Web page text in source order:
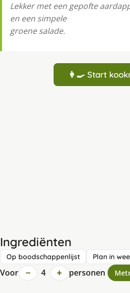
Lekker met een gepofte
en een simpele
groene salade.
👩‍🍳 Start
Ingrediënten
Op boodschappenlijst Plan in
Voor − 4 + personen